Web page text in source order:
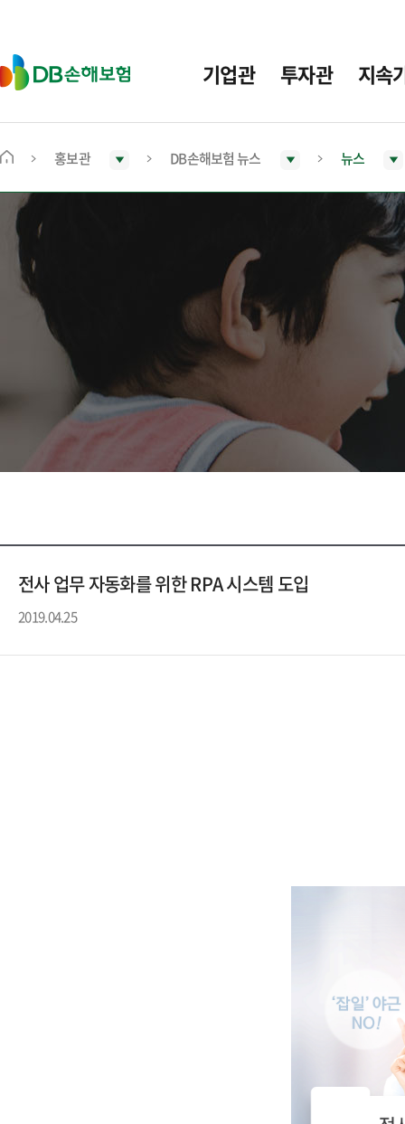
D
B
보
기업관 투자관 지속
메
홍보관 DB손해보험 뉴스 뉴스
전사 업무 자동화를 위한 RPA 시스템 도입
2019.04.25